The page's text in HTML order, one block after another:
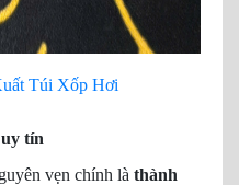
Túi Xốp Hơi
uy tín
vẹn chính là thành